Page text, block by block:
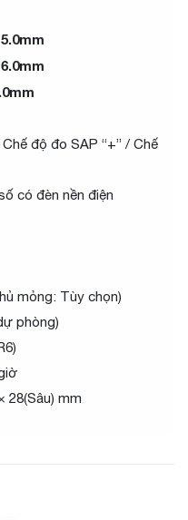
độ đo SAP “+” / Chế
có đèn nền điện
Tùy chọn)
phòng)
28(Sâu) mm